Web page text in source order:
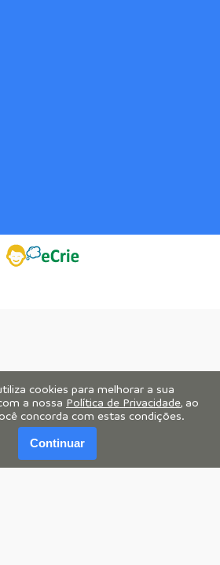
cookies para melhorar a sua
a nossa Política de Privacidade, ao
concorda com estas condições.
Continuar